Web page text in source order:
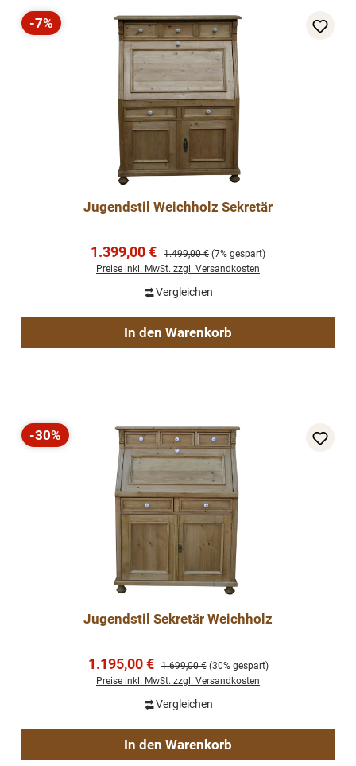
Rabatt
-7%
Jugendstil Weichholz Sekretär
Verkaufspreis:
1.399,00 € Regulärer Preis:
1.499,00 € (7% gespart)
Preise inkl. MwSt. zzgl. Versandkosten
Vergleichen
In den Warenkorb
Rabatt
-30%
Jugendstil Sekretär Weichholz
Verkaufspreis:
1.195,00 € Regulärer Preis:
1.699,00 € (30% gespart)
Preise inkl. MwSt. zzgl. Versandkosten
Vergleichen
In den Warenkorb